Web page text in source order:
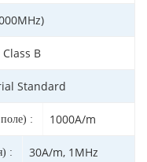
Class B
Standard
: 1000A/m
: 30A/m, 1MHz